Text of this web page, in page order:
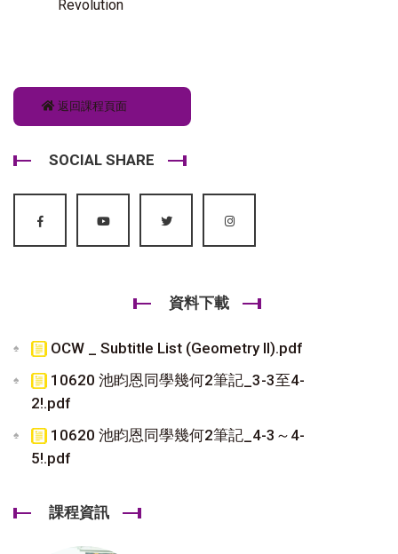
Revolution
返回課程頁面
SOCIAL SHARE
資料下載
OCW _ Subtitle List (Geometry II).pdf
10620 池盷恩同學幾何2筆記_3-3至4-
2!.pdf
10620 池盷恩同學幾何2筆記_4-3～4-
5!.pdf
課程資訊